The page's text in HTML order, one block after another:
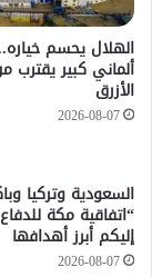
الهلال يحسم
ألماني كبير يقترب
الأزرق
2026-08-07
السعودية وتركيا
“اتفاقية مكة
إليكم أبرز أهدافها
2026-08-07